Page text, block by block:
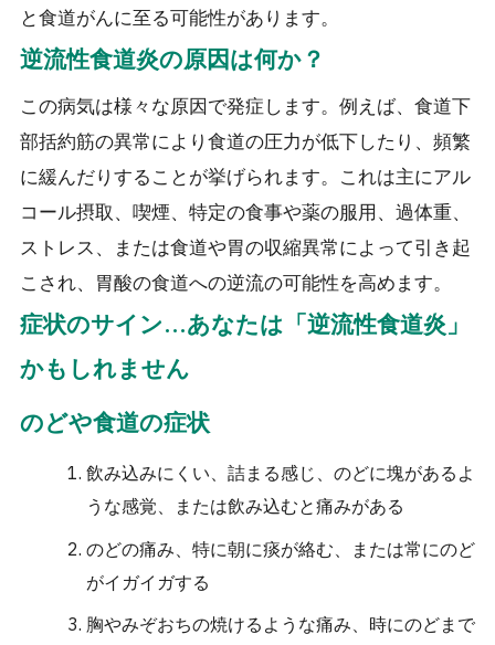
と食道がんに至る可能性があります。
逆流性食道炎の原因は何か？
この病気は様々な原因で発症します。例えば、食道下
部括約筋の異常により食道の圧力が低下したり、頻繁
に緩んだりすることが挙げられます。これは主にアル
コール摂取、喫煙、特定の食事や薬の服用、過体重、
ストレス、または食道や胃の収縮異常によって引き起
こされ、胃酸の食道への逆流の可能性を高めます。
症状のサイン…あなたは「逆流性食道炎」
かもしれません
のどや食道の症状
飲み込みにくい、詰まる感じ、のどに塊があるよ
うな感覚、または飲み込むと痛みがある
のどの痛み、特に朝に痰が絡む、または常にのど
がイガイガする
胸やみぞおちの焼けるような痛み、時にのどまで